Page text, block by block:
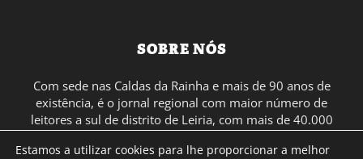
SOBRE NÓS
Com sede nas Caldas da Rainha e mais de 90 anos de
existência, é o jornal regional com maior número de
leitores a sul de distrito de Leiria, com mais de 40.000
em Portugal Continental e assinatura online.
Estamos a utilizar cookies para lhe proporcionar a melhor